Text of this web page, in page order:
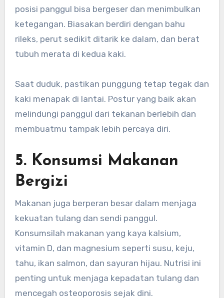
posisi panggul bisa bergeser dan menimbulkan
ketegangan. Biasakan berdiri dengan bahu
rileks, perut sedikit ditarik ke dalam, dan berat
tubuh merata di kedua kaki.
Saat duduk, pastikan punggung tetap tegak dan
kaki menapak di lantai. Postur yang baik akan
melindungi panggul dari tekanan berlebih dan
membuatmu tampak lebih percaya diri.
5. Konsumsi Makanan
Bergizi
Makanan juga berperan besar dalam menjaga
kekuatan tulang dan sendi panggul.
Konsumsilah makanan yang kaya kalsium,
vitamin D, dan magnesium seperti susu, keju,
tahu, ikan salmon, dan sayuran hijau. Nutrisi ini
penting untuk menjaga kepadatan tulang dan
mencegah osteoporosis sejak dini.